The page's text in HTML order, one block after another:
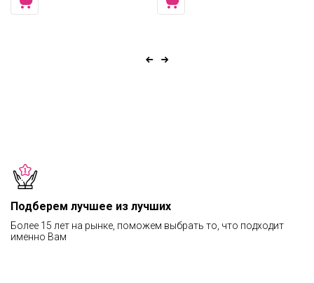
Подберем лучшее из лучших
Более 15 лет на рынке, поможем выбрать то, что подходит
именно Вам